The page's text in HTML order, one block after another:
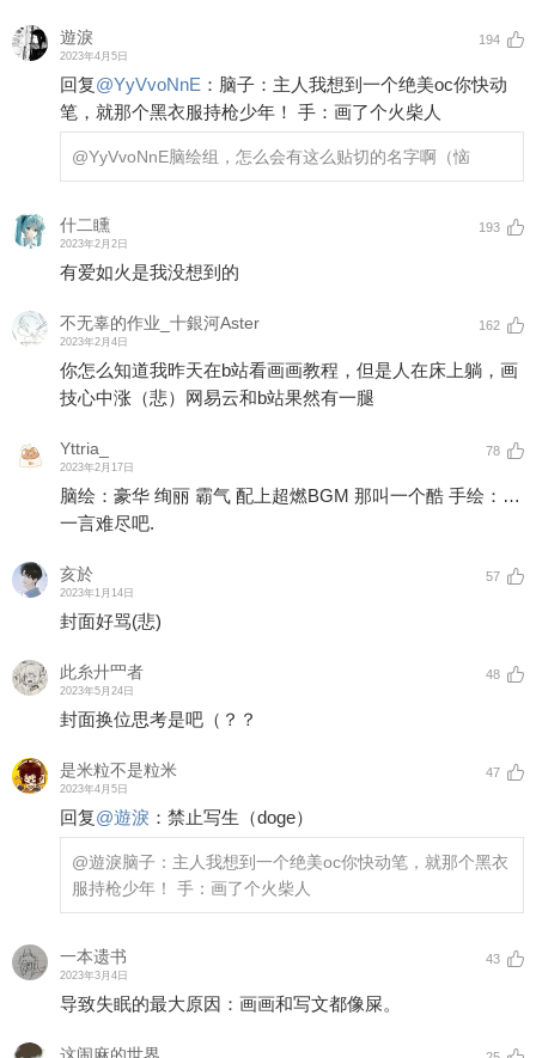
遊淚
2023年4月5日
194
回复@YyVvoNnE ： 脑子：主人我想到一个绝美oc你快动
笔，就那个黑衣服持枪少年！ 手：画了个火柴人
@YyVvoNnE脑绘组，怎么会有这么贴切的名字啊（恼
什二矄
2023年2月2日
193
有爱如火是我没想到的
不无辜的作业_十銀河Aster
2023年2月4日
162
你怎么知道我昨天在b站看画画教程，但是人在床上躺，画
技心中涨（悲）网易云和b站果然有一腿
Yttria_
2023年2月17日
78
脑绘：豪华 绚丽 霸气 配上超燃BGM 那叫一个酷 手绘：…
一言难尽吧.
亥於
2023年1月14日
57
封面好骂(悲)
此糸廾罒者
2023年5月24日
48
封面换位思考是吧（？？
是米粒不是粒米
2023年4月5日
47
回复@遊淚 ： 禁止写生（doge）
@遊淚脑子：主人我想到一个绝美oc你快动笔，就那个黑衣
服持枪少年！ 手：画了个火柴人
一本遗书
2023年3月4日
43
导致失眠的最大原因：画画和写文都像屎。